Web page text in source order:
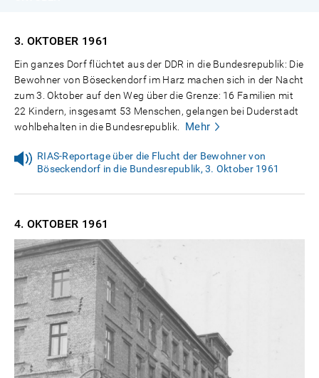
3. OKTOBER 1961
Ein ganzes Dorf flüchtet aus der DDR in die Bundesrepublik: Die
Bewohner von Böseckendorf im Harz machen sich in der Nacht
zum 3. Oktober auf den Weg über die Grenze: 16 Familien mit
22 Kindern, insgesamt 53 Menschen, gelangen bei Duderstadt
wohlbehalten in die Bundesrepublik.
Mehr
RIAS-Reportage über die Flucht der Bewohner von
Böseckendorf in die Bundesrepublik, 3. Oktober 1961
4. OKTOBER 1961